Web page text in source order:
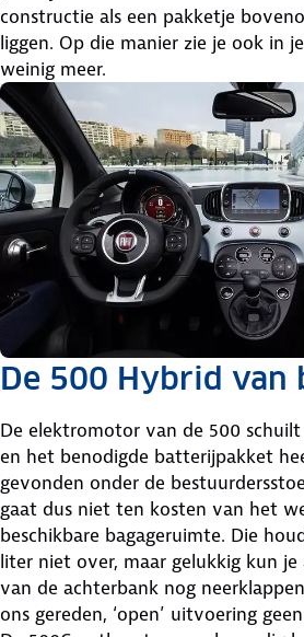
constructie als een pakketje
liggen. Op die manier zie je ook in
weinig meer.
De 500 Hybrid van
De elektromotor van de 500
en het benodigde batterijpakket
gevonden onder de
gaat dus niet ten kosten van het
beschikbare bagageruimte. Die
liter niet over, maar gelukkig kun
van de achterbank nog
ons gereden, ‘open’ uitvoering